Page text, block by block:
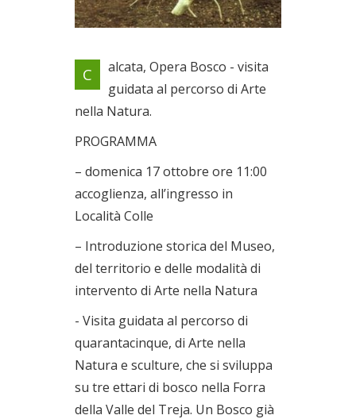
Visita guidata al percorso di
Arte nella Natura
Il 17/10/2021
C
alcata, Opera Bosco - visita
guidata al percorso di Arte
nella Natura.
PROGRAMMA
– domenica 17 ottobre ore 11:00
accoglienza, all’ingresso in
Località Colle
– Introduzione storica del Museo,
del territorio e delle modalità di
intervento di Arte nella Natura
- Visita guidata al percorso di
quarantacinque, di Arte nella
Natura e sculture, che si sviluppa
su tre ettari di bosco nella Forra
della Valle del Treja. Un Bosco già